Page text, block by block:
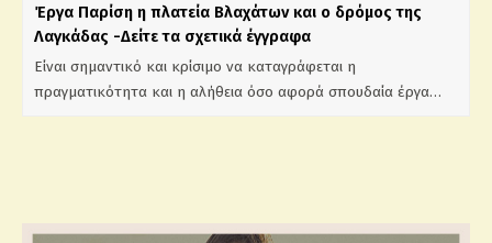
Έργα Παρίση η πλατεία Βλαχάτων και ο δρόμος της
Λαγκάδας -Δείτε τα σχετικά έγγραφα
Είναι σημαντικό και κρίσιμο να καταγράφεται η
πραγματικότητα και η αλήθεια όσο αφορά σπουδαία έργα…